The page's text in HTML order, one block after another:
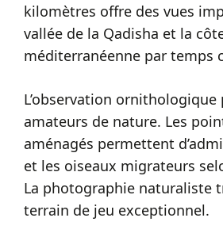
kilomètres offre des vues
vallée de la Qadisha et la
méditerranéenne par temps
L’observation ornithologique
amateurs de nature. Les
aménagés permettent
et les oiseaux migrateurs
La photographie naturaliste
terrain de jeu exceptionnel.